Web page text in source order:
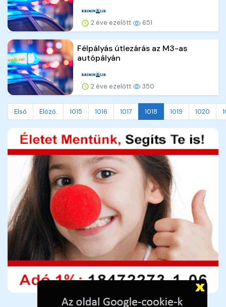
2 éve ezelőtt 651
Félpályás útlezárás az M3-as
autópályán
2 éve ezelőtt 350
Első Előző. 1015 1016 1017 1018 1019 1020